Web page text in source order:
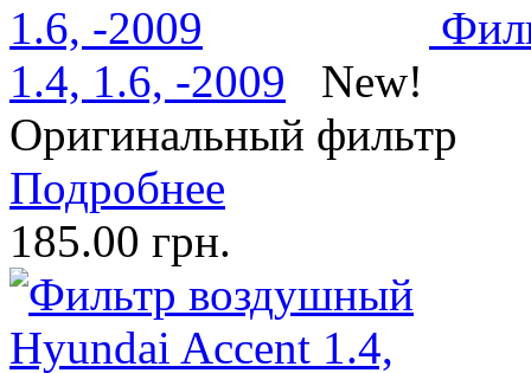
1.4, 1.6, -2009
New!
Оригинальный фильтр
Подробнее
185.00 грн.